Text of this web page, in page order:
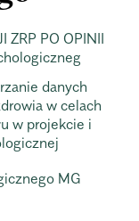
ZRP PO OPINII
danych
w celach
w projekcie i
MG